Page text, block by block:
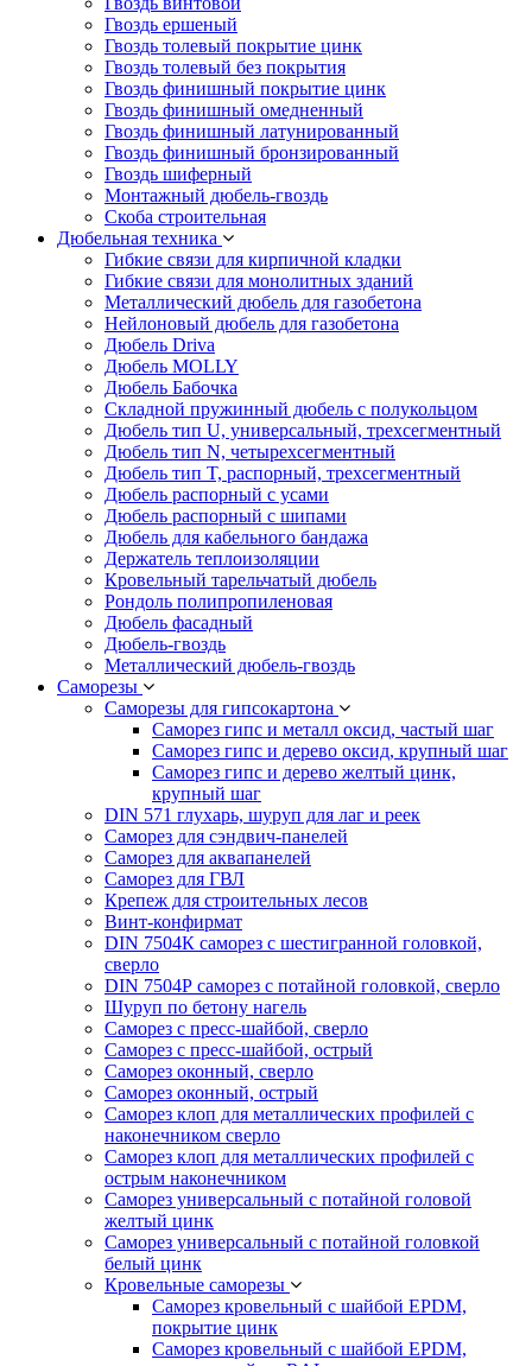
Гвоздь ершеный
Гвоздь толевый покрытие цинк
Гвоздь толевый без покрытия
Гвоздь финишный покрытие цинк
Гвоздь финишный омедненный
Гвоздь финишный латунированный
Гвоздь финишный бронзированный
Гвоздь шиферный
Монтажный дюбель-гвоздь
Скоба строительная
Дюбельная техника
Гибкие связи для кирпичной кладки
Гибкие связи для монолитных зданий
Металлический дюбель для газобетона
Нейлоновый дюбель для газобетона
Дюбель Driva
Дюбель MOLLY
Дюбель Бабочка
Складной пружинный дюбель с полукольцом
Дюбель тип U, универсальный, трехсегментный
Дюбель тип N, четырехсегментный
Дюбель тип T, распорный, трехсегментный
Дюбель распорный с усами
Дюбель распорный с шипами
Дюбель для кабельного бандажа
Держатель теплоизоляции
Кровельный тарельчатый дюбель
Рондоль полипропиленовая
Дюбель фасадный
Дюбель-гвоздь
Металлический дюбель-гвоздь
Саморезы
Саморезы для гипсокартона
Саморез гипс и металл оксид, частый шаг
Саморез гипс и дерево оксид, крупный шаг
Саморез гипс и дерево желтый цинк,
крупный шаг
DIN 571 глухарь, шуруп для лаг и реек
Саморез для сэндвич-панелей
Саморез для аквапанелей
Саморез для ГВЛ
Крепеж для строительных лесов
Винт-конфирмат
DIN 7504К саморез с шестигранной головкой,
сверло
DIN 7504Р саморез с потайной головкой, сверло
Шуруп по бетону нагель
Саморез с пресс-шайбой, сверло
Саморез с пресс-шайбой, острый
Саморез оконный, сверло
Саморез оконный, острый
Саморез клоп для металлических профилей с
наконечником сверло
Саморез клоп для металлических профилей с
острым наконечником
Саморез универсальный с потайной головой
желтый цинк
Саморез универсальный с потайной головкой
белый цинк
Кровельные саморезы
Саморез кровельный с шайбой EPDM,
покрытие цинк
Саморез кровельный с шайбой EPDM,